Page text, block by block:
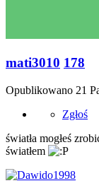
mati3010 178
Opublikowano 21
Zgłoś
światła mogłeś
światłem